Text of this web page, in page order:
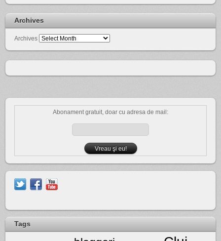
Archives
Archives
Abonament gratuit, doar cu adresa de mail:
Tags